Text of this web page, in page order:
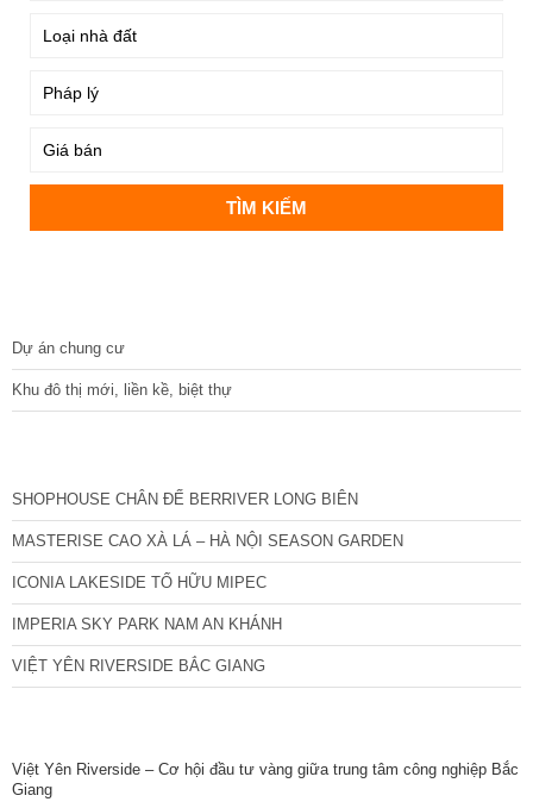
Dự án chung cư
Khu đô thị mới, liền kề, biệt thự
SHOPHOUSE CHÂN ĐẾ BERRIVER LONG BIÊN
MASTERISE CAO XÀ LÁ – HÀ NỘI SEASON GARDEN
ICONIA LAKESIDE TỐ HỮU MIPEC
IMPERIA SKY PARK NAM AN KHÁNH
VIỆT YÊN RIVERSIDE BẮC GIANG
Việt Yên Riverside – Cơ hội đầu tư vàng giữa trung tâm công nghiệp Bắc
Giang